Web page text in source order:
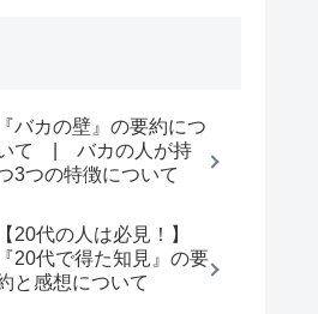
『バカの壁』の要約につ
て | バカの人が持
3つの特徴について
【20代の人は必見！】
『20代で得た知見』の要
と感想について